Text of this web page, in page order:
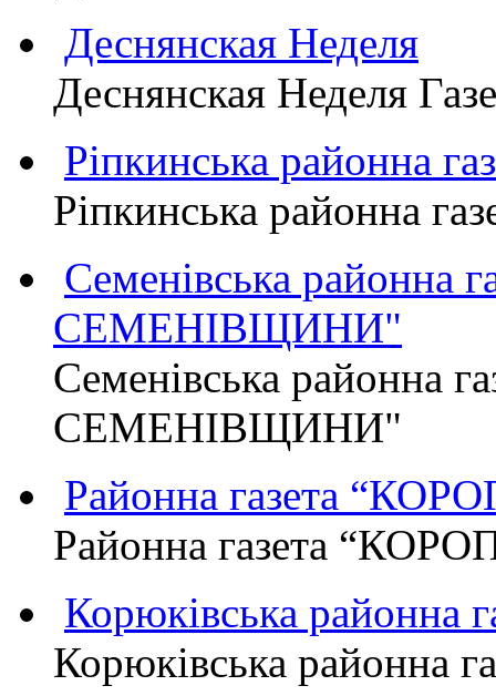
Деснянская Неделя
Деснянская Неделя
Ріпкинська районна
Ріпкинська районна
Семенівська районна
СЕМЕНІВЩИНИ"
Семенівська районна
СЕМЕНІВЩИНИ"
Районна газета
Районна газета
Корюківська районна
Корюківська районна